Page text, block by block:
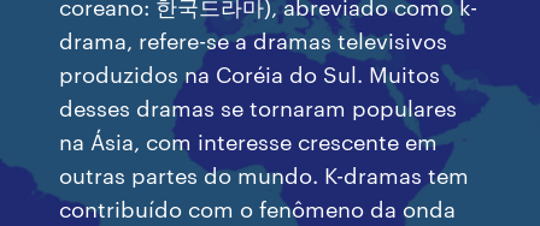
drama, refere-se a dramas televisivos
produzidos na Coréia do Sul. Muitos
desses dramas se tornaram populares
na Ásia, com interesse crescente em
outras partes do mundo. K-dramas tem
contribuído com o fenômeno da onda